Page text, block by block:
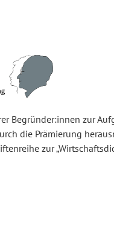
Begründer:innen zur
die Prämierung
zur